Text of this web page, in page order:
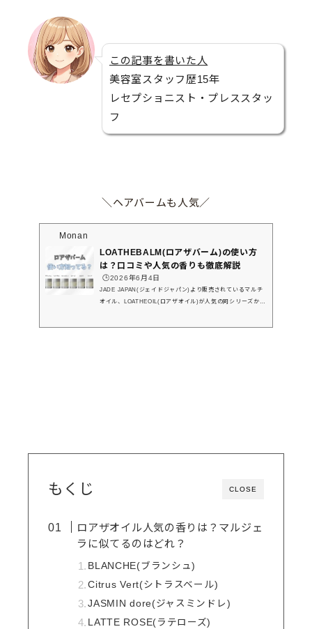
この記事を書いた人
美容室スタッフ歴15年
レセプショニスト・プレススタッ
フ
＼ヘアバームも人気／
Monan
LOATHEBALM(ロアザバーム)の使い方
は？口コミや人気の香りも徹底解説
🕒️2026年6月4日
JADE JAPAN(ジェイドジャパン)より販売されているマルチ
オイル、LOATHEOIL(ロアザオイル)が人気の同シリーズか
CLOSE
もくじ
ロアザオイル人気の香りは？マルジェ
ラに似てるのはどれ？
BLANCHE(ブランシュ)
Citrus Vert(シトラスベール)
JASMIN dore(ジャスミンドレ)
LATTE ROSE(ラテローズ)